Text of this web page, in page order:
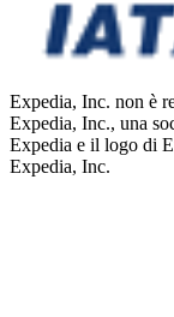
Expedia, Inc. non è
Expedia, Inc., una
Expedia e il logo di
Expedia, Inc.